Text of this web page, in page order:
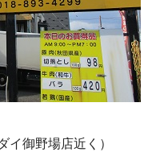
御野場店近く）